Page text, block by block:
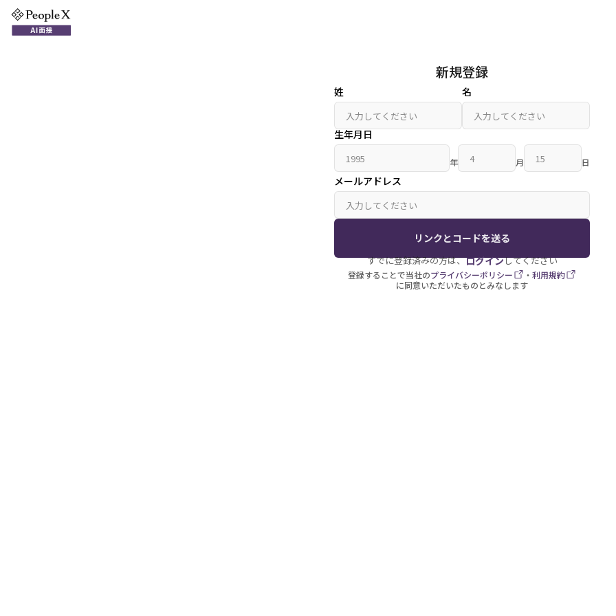
新規登録
姓 名
生年月日
年 月 日
メールアドレス
リンクとコードを送る
すでに登録済みの方は、ログインしてください
登録することで当社のプライバシーポリシー ・ 利用規約
に同意いただいたものとみなします